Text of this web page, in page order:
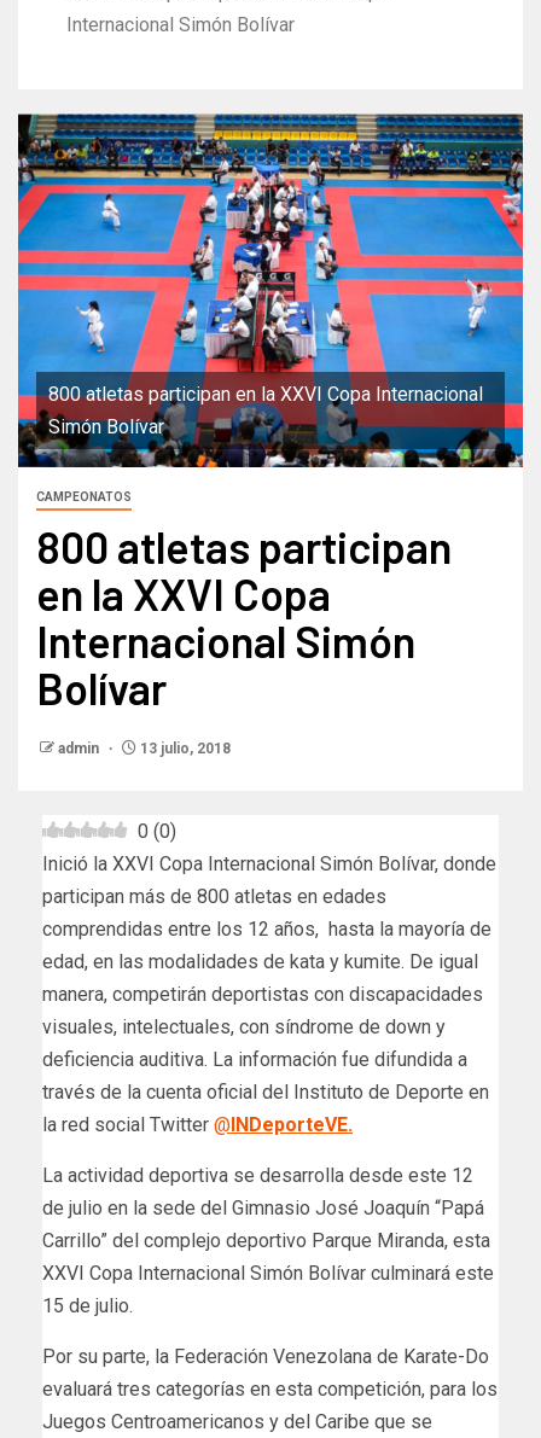
Internacional Simón Bolívar
800 atletas participan en la XXVI Copa Internacional
Simón Bolívar
CAMPEONATOS
800 atletas participan
en la XXVI Copa
Internacional Simón
Bolívar
admin 13 julio, 2018
0 (0)
Inició la XXVI Copa Internacional Simón Bolívar, donde
participan más de 800 atletas en edades
comprendidas entre los 12 años, hasta la mayoría de
edad, en las modalidades de kata y kumite. De igual
manera, competirán deportistas con discapacidades
visuales, intelectuales, con síndrome de down y
deficiencia auditiva. La información fue difundida a
través de la cuenta oficial del Instituto de Deporte en
la red social Twitter @INDeporteVE.
La actividad deportiva se desarrolla desde este 12
de julio en la sede del Gimnasio José Joaquín “Papá
Carrillo” del complejo deportivo Parque Miranda, esta
XXVI Copa Internacional Simón Bolívar culminará este
15 de julio.
Por su parte, la Federación Venezolana de Karate-Do
evaluará tres categorías en esta competición, para los
Juegos Centroamericanos y del Caribe que se